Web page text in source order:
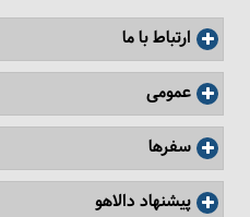
ارتباط با ما
عمومی
سفرها
پیشنهاد دالاهو